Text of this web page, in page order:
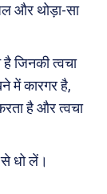
और थोड़ा-सा
जिनकी त्वचा
में कारगर है,
है और त्वचा
धो लें।